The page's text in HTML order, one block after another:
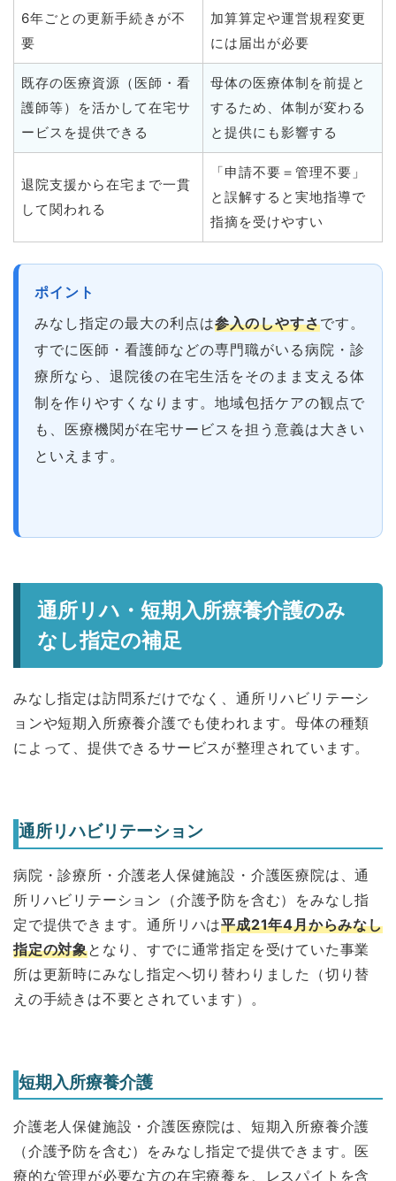
6年ごとの更新手続きが不
要
加算算定や運営規程変更
には届出が必要
既存の医療資源（医師・看
護師等）を活かして在宅サ
ービスを提供できる
母体の医療体制を前提と
するため、体制が変わる
と提供にも影響する
退院支援から在宅まで一貫
して関われる
「申請不要＝管理不要」
と誤解すると実地指導で
指摘を受けやすい
ポイント
みなし指定の最大の利点は参入のしやすさです。
すでに医師・看護師などの専門職がいる病院・診
療所なら、退院後の在宅生活をそのまま支える体
制を作りやすくなります。地域包括ケアの観点で
も、医療機関が在宅サービスを担う意義は大きい
といえます。
通所リハ・短期入所療養介護のみ
なし指定の補足
みなし指定は訪問系だけでなく、通所リハビリテーシ
ョンや短期入所療養介護でも使われます。母体の種類
によって、提供できるサービスが整理されています。
通所リハビリテーション
病院・診療所・介護老人保健施設・介護医療院は、通
所リハビリテーション（介護予防を含む）をみなし指
定で提供できます。通所リハは平成21年4月からみなし
指定の対象となり、すでに通常指定を受けていた事業
所は更新時にみなし指定へ切り替わりました（切り替
えの手続きは不要とされています）。
短期入所療養介護
介護老人保健施設・介護医療院は、短期入所療養介護
（介護予防を含む）をみなし指定で提供できます。医
療的な管理が必要な方の在宅療養を、レスパイトを含